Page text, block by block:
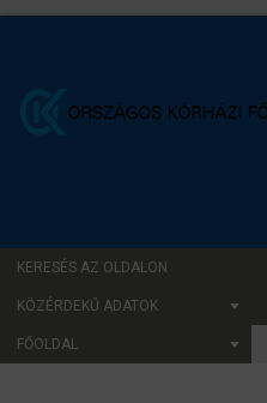
KERESÉS AZ OLDALON
KÖZÉRDEKŰ ADATOK
FŐOLDAL